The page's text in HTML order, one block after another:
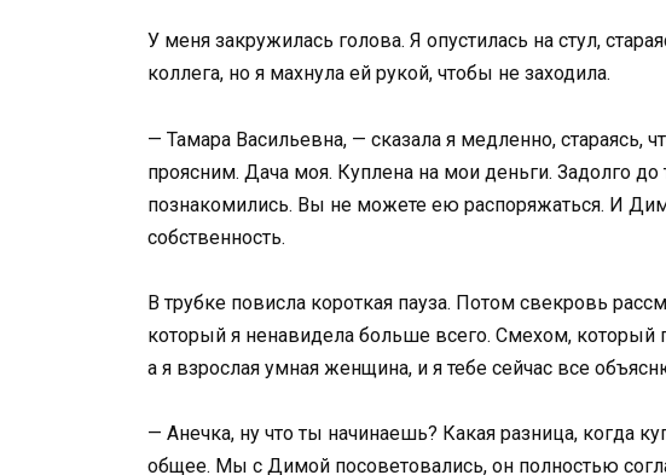
У меня закружилась голова. Я опустилась на стул,
коллега, но я махнула ей рукой, чтобы не заходила.
— Тамара Васильевна, — сказала я медленно, стараясь,
проясним. Дача моя. Куплена на мои деньги. Задолго
познакомились. Вы не можете ею распоряжаться. И
собственность.
В трубке повисла короткая пауза. Потом свекровь
который я ненавидела больше всего. Смехом, который
а я взрослая умная женщина, и я тебе сейчас все
— Анечка, ну что ты начинаешь? Какая разница, когда
общее. Мы с Димой посоветовались, он полностью